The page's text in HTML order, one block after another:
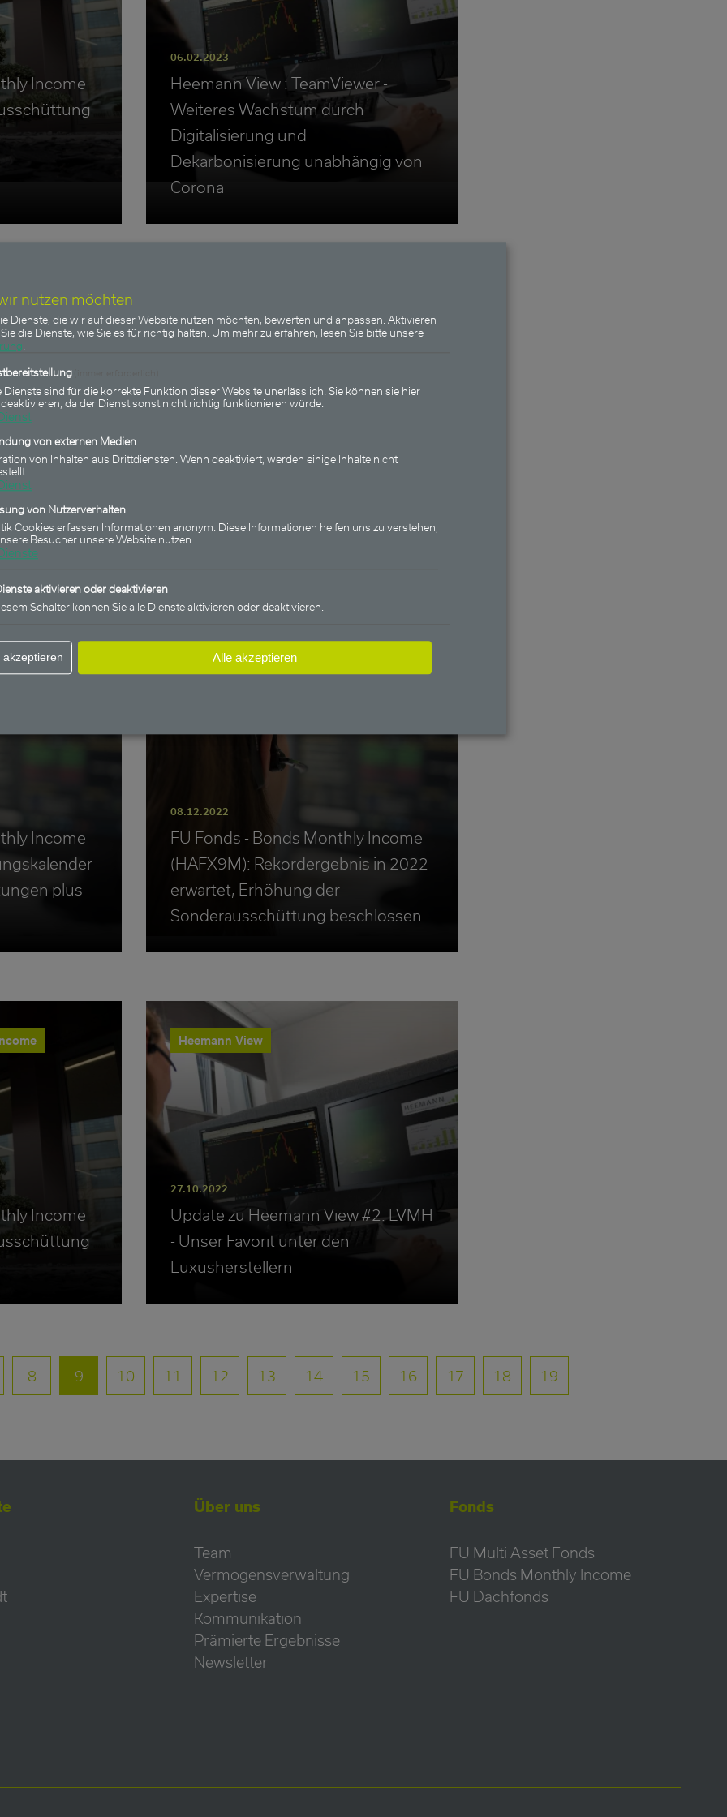
Income
06.02.2023
Heemann View : TeamViewer -
Weiteres Wachstum durch
Digitalisierung und
Dekarbonisierung unabhängig von
Corona
Income
FU Fonds - Bonds Monthly Income
15.12.2022
in Folge
Income
plus
FU Fonds - Bonds Monthly Income
08.12.2022
FU Fonds - Bonds Monthly Income
(HAFX9M): Rekordergebnis in 2022
erwartet, Erhöhung der
Sonderausschüttung beschlossen
Income
Heemann View
27.10.2022
Update zu Heemann View #2: LVMH
- Unser Favorit unter den
Luxusherstellern
8 9 10 11 12 13 14 15 16 17 18 19
Über uns
Team
Vermögensverwaltung
Expertise
Kommunikation
Prämierte Ergebnisse
Newsletter
Fonds
FU Multi Asset Fonds
FU Bonds Monthly Income
FU Dachfonds
nutzen möchten
Dienste, die wir auf dieser Website nutzen möchten, bewerten und anpassen. Aktivieren
die Dienste, wie Sie es für richtig halten. Um mehr zu erfahren, lesen Sie bitte unsere
.
Dienste sind für die korrekte Funktion dieser Website unerlässlich. Sie können sie hier
da der Dienst sonst nicht richtig funktionieren würde.
von externen Medien
von Inhalten aus Drittdiensten. Wenn deaktiviert, werden einige Inhalte nicht
von Nutzerverhalten
Cookies erfassen Informationen anonym. Diese Informationen helfen uns zu verstehen,
Besucher unsere Website nutzen.
aktivieren oder deaktivieren
Schalter können Sie alle Dienste aktivieren oder deaktivieren.
Alle akzeptieren